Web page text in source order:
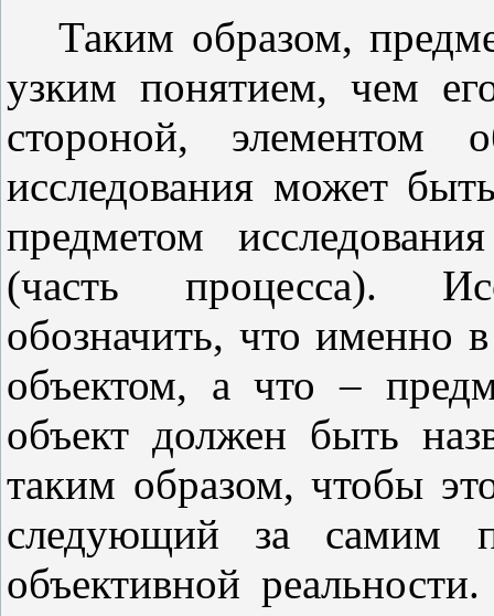
Таким образом,
узким понятием, чем
стороной, элементом
исследования может
предметом
(часть процесса).
обозначить, что именно
объектом, а что –
объект должен быть
таким образом, чтобы
следующий за самим
объективной